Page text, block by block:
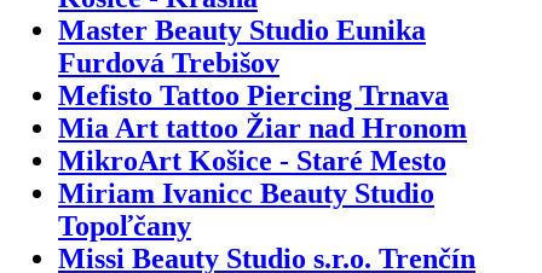
Master Beauty Studio Eunika
Furdová Trebišov
Mefisto Tattoo Piercing Trnava
Mia Art tattoo Žiar nad Hronom
MikroArt Košice - Staré Mesto
Miriam Ivanicc Beauty Studio
Topoľčany
Missi Beauty Studio s.r.o. Trenčín